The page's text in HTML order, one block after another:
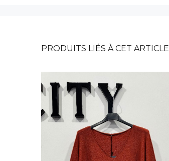
PRODUITS LIÉS À CET ARTICLE